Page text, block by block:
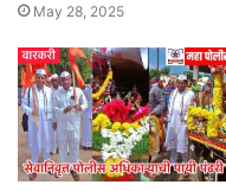
May 28, 2025